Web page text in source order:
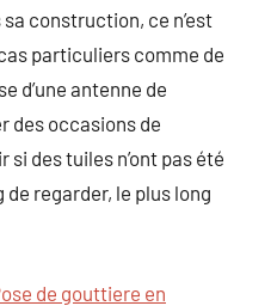
construction, ce n’est
particuliers comme de
d’une antenne de
des occasions de
des tuiles n’ont pas été
de regarder, le plus long
de gouttiere en